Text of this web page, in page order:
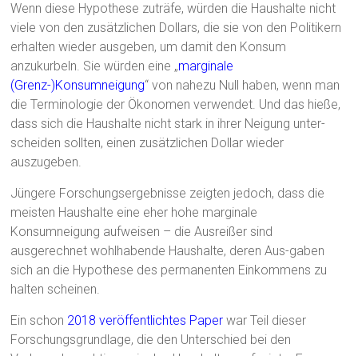
Wenn diese Hypothese zuträfe, würden die Haushalte nicht
viele von den zusätzlichen Dollars, die sie von den Politikern
erhalten wieder ausgeben, um damit den Konsum
anzukurbeln. Sie würden eine „marginale
(Grenz-)Konsumneigung“ von nahezu Null haben, wenn man
die Terminologie der Ökonomen verwendet. Und das hieße,
dass sich die Haushalte nicht stark in ihrer Neigung unter-
scheiden sollten, einen zusätzlichen Dollar wieder
auszugeben.
Jüngere Forschungsergebnisse zeigten jedoch, dass die
meisten Haushalte eine eher hohe marginale
Konsumneigung aufweisen – die Ausreißer sind
ausgerechnet wohlhabende Haushalte, deren Aus-gaben
sich an die Hypothese des permanenten Einkommens zu
halten scheinen.
Ein schon 2018 veröffentlichtes Paper war Teil dieser
Forschungsgrundlage, die den Unterschied bei den